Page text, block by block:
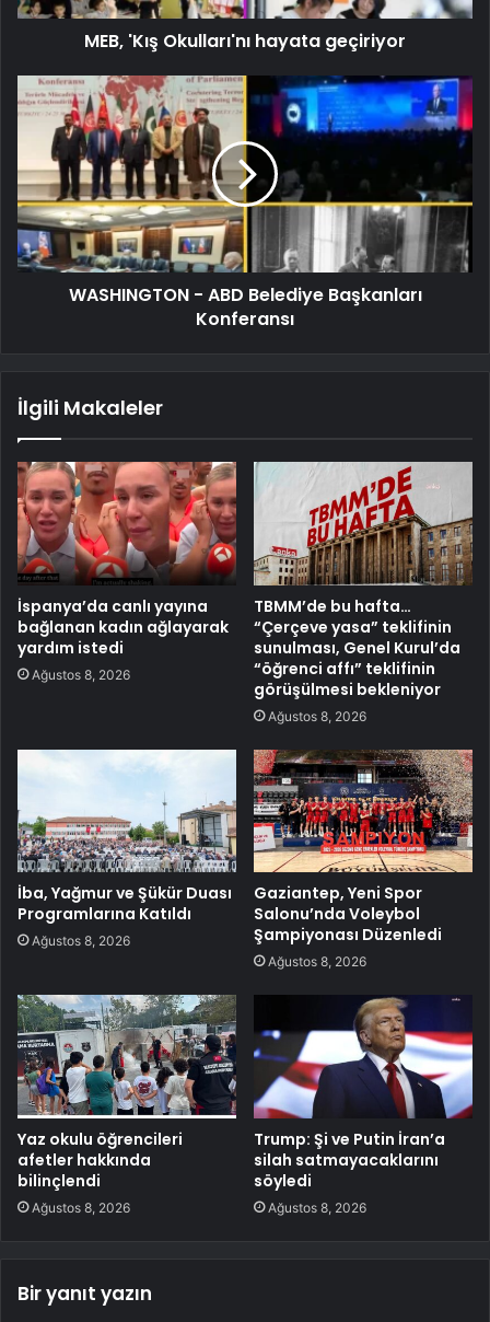
MEB, 'Kış Okulları'nı hayata geçiriyor
WASHINGTON - ABD Belediye Başkanları
Konferansı
İlgili Makaleler
İspanya’da canlı yayına
bağlanan kadın ağlayarak
yardım istedi
Ağustos 8, 2026
TBMM’de bu hafta…
“Çerçeve yasa” teklifinin
sunulması, Genel Kurul’da
“öğrenci affı” teklifinin
görüşülmesi bekleniyor
Ağustos 8, 2026
İba, Yağmur ve Şükür Duası
Programlarına Katıldı
Ağustos 8, 2026
Gaziantep, Yeni Spor
Salonu’nda Voleybol
Şampiyonası Düzenledi
Ağustos 8, 2026
Yaz okulu öğrencileri
afetler hakkında
bilinçlendi
Ağustos 8, 2026
Trump: Şi ve Putin İran’a
silah satmayacaklarını
söyledi
Ağustos 8, 2026
Bir yanıt yazın